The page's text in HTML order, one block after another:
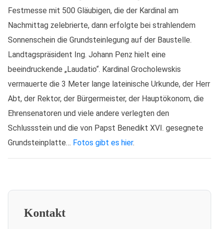
Festmesse mit 500 Gläubigen, die der Kardinal am
Nachmittag zelebrierte, dann erfolgte bei strahlendem
Sonnenschein die Grundsteinlegung auf der Baustelle.
Landtagspräsident Ing. Johann Penz hielt eine
beeindruckende „Laudatio“. Kardinal Grocholewskis
vermauerte die 3 Meter lange lateinische Urkunde, der Herr
Abt, der Rektor, der Bürgermeister, der Hauptökonom, die
Ehrensenatoren und viele andere verlegten den
Schlussstein und die von Papst Benedikt XVI. gesegnete
Grundsteinplatte… Fotos gibt es hier.
Kontakt